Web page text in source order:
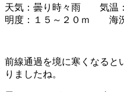
天気：曇り時々雨 気
明度：１５～２０ｍ 海
前線通過を境に寒くなると
りましたね。